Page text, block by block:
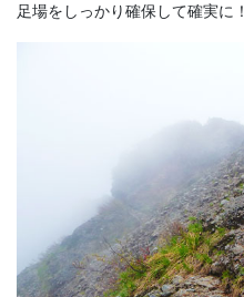
足場をしっかり確保して確実に！